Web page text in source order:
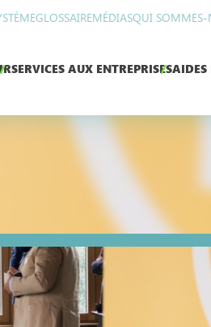
GLOSSAIREMÉDIASQUI SOMMES-
SERVICES AUX ENTREPRISESAIDES